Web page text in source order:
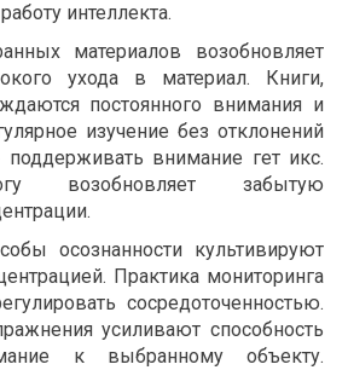
интеллекта.
материалов возобновляет
ухода в материал. Книги,
постоянного внимания и
изучение без отклонений
поддерживать внимание гет икс.
возобновляет забытую
осознанности культивируют
Практика мониторинга
сосредоточенностью.
усиливают способность
к выбранному объекту.